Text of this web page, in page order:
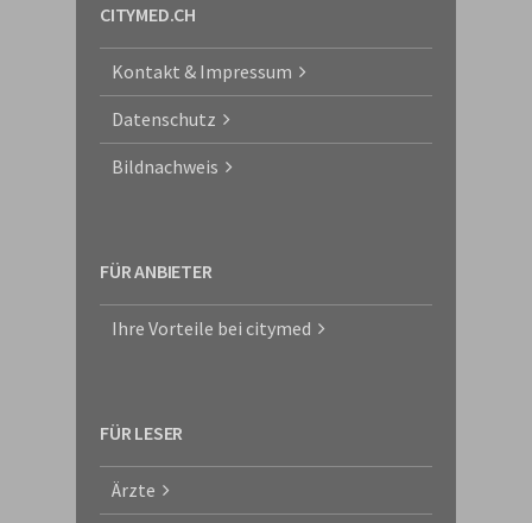
CITYMED.CH
Kontakt & Impressum
Datenschutz
Bildnachweis
FÜR ANBIETER
Ihre Vorteile bei citymed
FÜR LESER
Ärzte